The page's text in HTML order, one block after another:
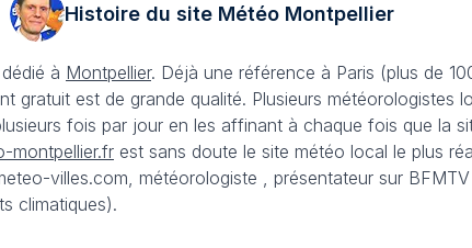
Histoire du site MétéoMontpellier
à Montpellier. Déjà une référence à Paris (plus de
gratuit est de grande qualité. Plusieurs météorologistes
fois par jour en les affinant à chaque fois que la
montpellier.fr est sans doute le site météo local le plus
villes.com, météorologiste , présentateur sur
climatiques).